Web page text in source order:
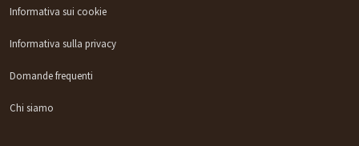
Informativa sui cookie
Informativa sulla privacy
Domande frequenti
Chi siamo